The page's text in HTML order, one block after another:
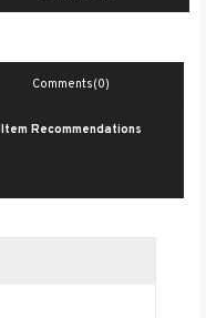
Comments(0)
Item Recommendations